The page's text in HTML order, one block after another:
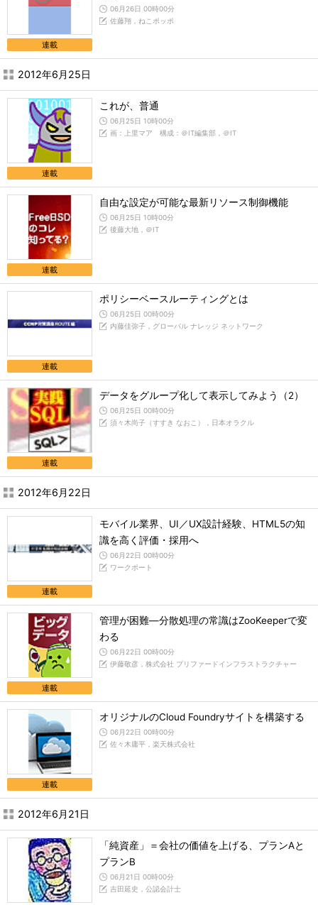
連載
06月26日 00時00分
佐藤翔，ねこポッポ
2012年6月25日
連載
これが、普通
06月25日 10時00分
画：上里マア 構成：＠IT編集部，＠IT
連載
自由な設定が可能な最新リソース制御機能
06月25日 10時00分
後藤大地，＠IT
連載
ポリシーベースルーティングとは
06月25日 00時00分
内藤佳弥子，グローバル ナレッジ ネットワーク
連載
データをグループ化して表示してみよう（2）
06月25日 00時00分
須々木尚子（すすき なおこ），日本オラクル
2012年6月22日
連載
モバイル業界、UI／UX設計経験、HTML5の知
識を高く評価・採用へ
06月22日 00時00分
ワークポート
連載
管理が困難―分散処理の常識はZooKeeperで変
わる
06月22日 00時00分
伊藤敬彦，株式会社 プリファードインフラストラクチャー
連載
オリジナルのCloud Foundryサイトを構築する
06月22日 00時00分
佐々木庸平，楽天株式会社
2012年6月21日
「純資産」＝会社の価値を上げる、プランAと
プランB
06月21日 00時00分
吉田延史，公認会計士